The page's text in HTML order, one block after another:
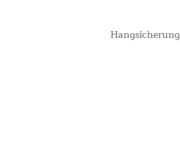
Hangsicherung